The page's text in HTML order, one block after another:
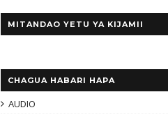
MITANDAO YETU YA KIJAMII
CHAGUA HABARI HAPA
AUDIO